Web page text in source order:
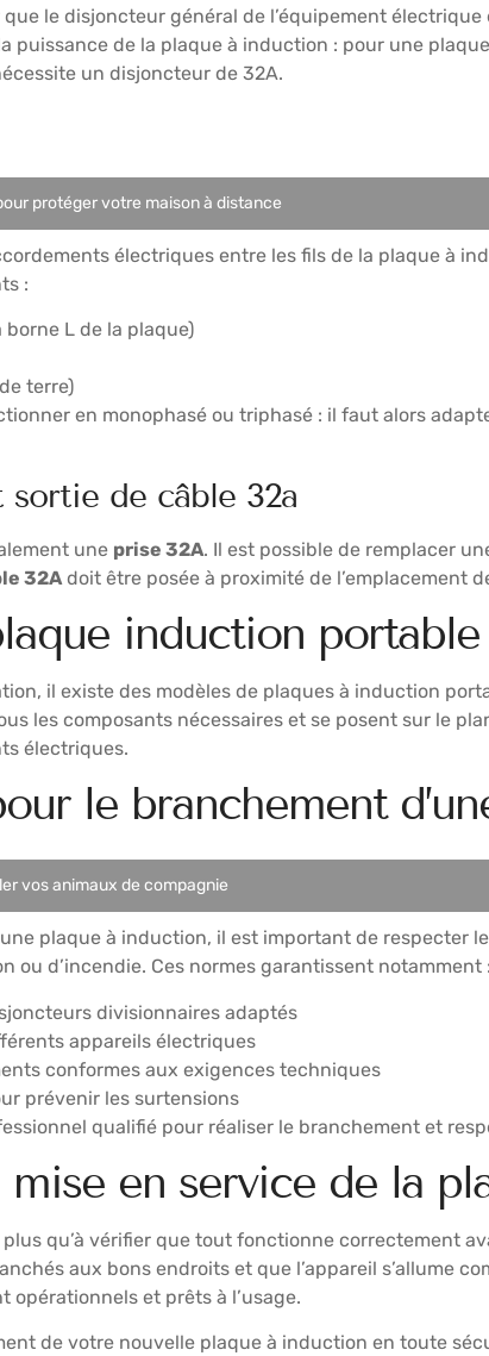
le disjoncteur général de l’équipement
puissance de la plaque à induction : pour une
un disjoncteur de 32A.
protéger votre maison à distance
électriques entre les fils de la plaque à
:
L de la plaque)
terre)
en monophasé ou triphasé : il faut alors
de câble 32a
une prise 32A. Il est possible de remplacer
32A doit être posée à proximité de l’emplacement
induction portable
il existe des modèles de plaques à induction
les composants nécessaires et se posent sur le
électriques.
le branchement
vos animaux de compagnie
plaque à induction, il est important de respecter
d’incendie. Ces normes garantissent notamment :
divisionnaires adaptés
appareils électriques
conformes aux exigences techniques
prévenir les surtensions
qualifié pour réaliser le branchement et
en service de la
qu’à vérifier que tout fonctionne correctement
aux bons endroits et que l’appareil s’allume
opérationnels et prêts à l’usage.
de votre nouvelle plaque à induction en toute